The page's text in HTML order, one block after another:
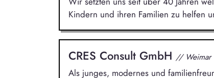
Kindern und ihren Familien zu helfen
CRES Consult GmbH // Weimar
Als junges, modernes und